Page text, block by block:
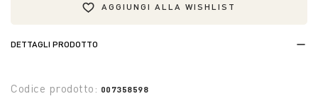
AGGIUNGI ALLA WISHLIST
DETTAGLI PRODOTTO
Codice prodotto: 007358598